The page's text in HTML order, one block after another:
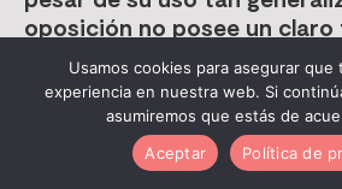
oposición no posee un
filosófico o una base firme
las ideas. ¿En qué se basa,
empleo tan extendido del
presente posee el carácter
temporal: es un puente, el
Usamos cookies para asegurar que
experiencia en nuestra web. Si
asumiremos que estás de
Aceptar
Política de